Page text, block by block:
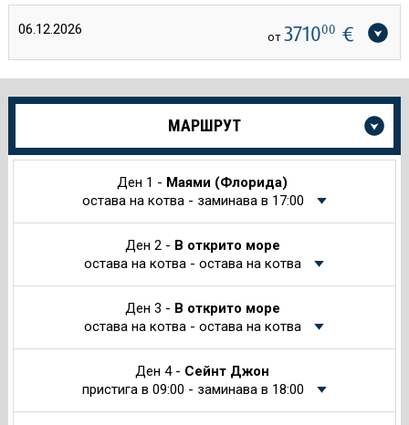
06.12.2026 от 371000 €
Още
за
МАРШРУТ
Ден 1 - Маями (Флорида)
остава на котва - заминава в 17:00
Ден 2 - В открито море
остава на котва - остава на котва
Ден 3 - В открито море
остава на котва - остава на котва
Ден 4 - Сейнт Джон
пристига в 09:00 - заминава в 18:00